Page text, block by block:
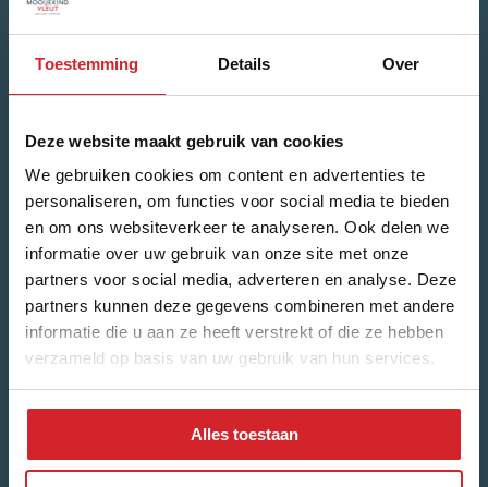
Toestemming Details Over
Deze website maakt gebruik van cookies
We gebruiken cookies om content en advertenties te
personaliseren, om functies voor social media te bieden
en om ons websiteverkeer te analyseren. Ook delen we
informatie over uw gebruik van onze site met onze
partners voor social media, adverteren en analyse. Deze
partners kunnen deze gegevens combineren met andere
informatie die u aan ze heeft verstrekt of die ze hebben
verzameld op basis van uw gebruik van hun services.
Alles toestaan
Name
Last Name
Email Address*
What kind of news would you like to receive?
Housing updates
New built updates
I have read, and agree to thePrivacy Policy